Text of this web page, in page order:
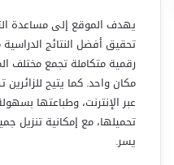
يهدف الموقع إلى مساعدة
تحقيق أفضل النتائج
رقمية متكاملة تجمع مختلف
مكان واحد. كما يتيح
عبر الإنترنت، وطباعتها
تحميلها، مع إمكانية تنزيل
يسر.